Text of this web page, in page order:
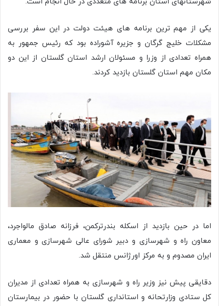
یکی از مهم ترین برنامه های هیئت دولت در این سفر بررسی
مشکلات خلیج گرگان و جزیره آشوراده بود که رئیس جمهور به
همراه تعدادی از وزرا و مسئولان ارشد استان گلستان از این دو
مکان مهم استان گلستان بازدید کردند.
اما در حین بازدید از اسکله بندرترکمن، فرزانه صادق مالواجرد،
معاون راه و شهرسازی و دبیر شورای عالی شهرسازی و معماری
ایران مصدوم و به مرکز اورژانس منتقل شد.
دقایقی پیش نیز وزیر راه و شهرسازی به همراه تعدادی از مدیران
کل ستادی وزارتحانه و استانداری گلستان با حضور در بیمارستان